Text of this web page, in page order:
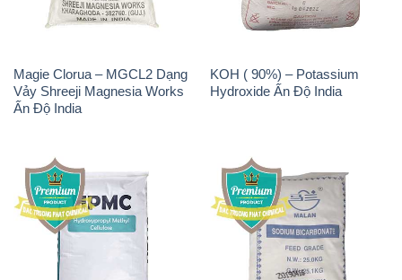
Magie Clorua – MGCL2 Dạng
Vảy Shreeji Magnesia Works
Ấn Độ India
KOH ( 90%) – Potassium
Hydroxide Ấn Độ India